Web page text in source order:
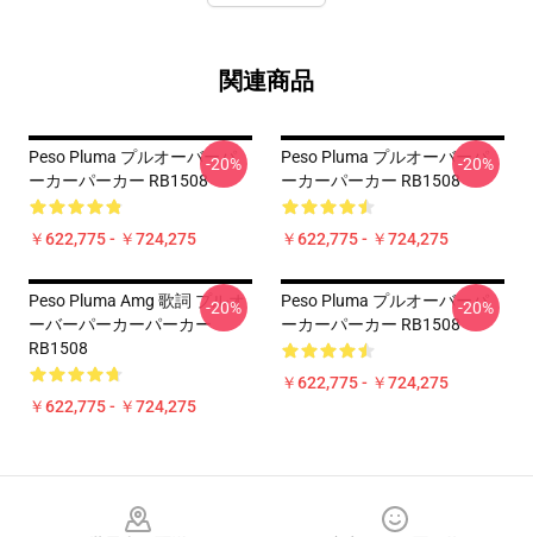
関連商品
Peso Pluma プルオーバーパ
ーカーパーカー RB1508
￥622,775 - ￥724,275
-20%
Peso Pluma プルオーバーパ
ーカーパーカー RB1508
￥622,775 - ￥724,275
-20%
Peso Pluma Amg 歌詞 プルオ
ーバーパーカーパーカー
RB1508
￥622,775 - ￥724,275
-20%
Peso Pluma プルオーバーパ
ーカーパーカー RB1508
￥622,775 - ￥724,275
-20%